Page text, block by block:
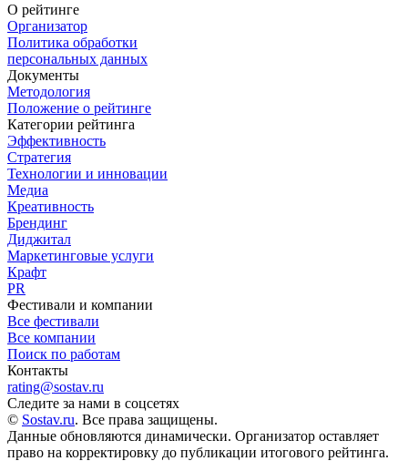
О рейтинге
Организатор
Политика обработки
персональных данных
Документы
Методология
Положение о рейтинге
Категории рейтинга
Эффективность
Стратегия
Технологии и инновации
Медиа
Креативность
Брендинг
Диджитал
Маркетинговые услуги
Крафт
PR
Фестивали и компании
Все фестивали
Все компании
Поиск по работам
Контакты
rating@sostav.ru
Следите за нами в соцсетях
© Sostav.ru. Все права защищены.
Данные обновляются динамически. Организатор оставляет
право на корректировку до публикации итогового рейтинга.